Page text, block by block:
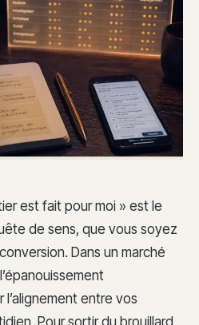
est fait pour moi » est le
de sens, que vous soyez
Dans un marché
entre vos
Pour sortir du brouillard,